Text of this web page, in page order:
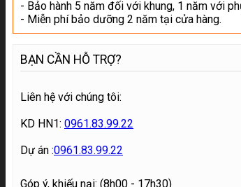
- Bảo hành 5 năm đối với khung, 1 năm với
- Miễn phí bảo dưỡng 2 năm tại cửa hàng.
BẠN CẦN HỖ TRỢ?
Liên hệ với chúng tôi:
KD HN1: 0961.83.99.22
Dự án :0961.83.99.22
Góp ý, khiếu nại: (8h00 - 17h30)